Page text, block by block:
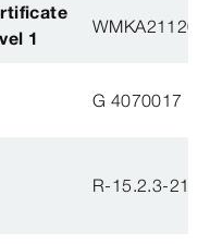
1
WMKA21120
G 4070017
R-15.2.3-21-